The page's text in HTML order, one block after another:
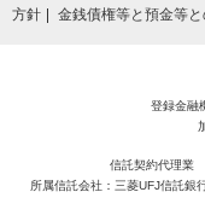
方針
金銭債権等と預金等
登録金融
信託契約代理業
所属信託会社：三菱UFJ信託銀